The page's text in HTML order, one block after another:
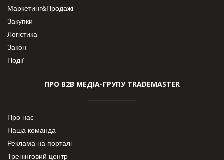
Маркетинг&Продажі
Закупки
Логістика
Закон
Події
ПРО В2В МЕДІА-ГРУПУ TRADEMASTER
Про нас
Наша команда
Реклама на порталі
Тренінговий центр